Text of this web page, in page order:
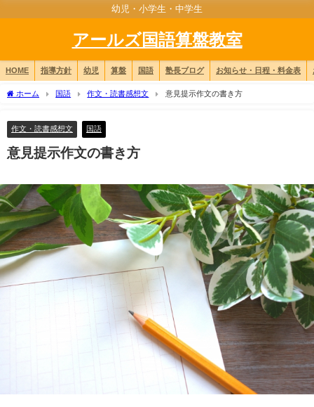
幼児・小学生・中学生
アールズ国語算盤教室
HOME 指導方針 幼児 算盤 国語 塾長ブログ お知らせ・日程・料金表
ホーム 国語 作文・読書感想文 意見提示作文の書き方
作文・読書感想文 国語
意見提示作文の書き方